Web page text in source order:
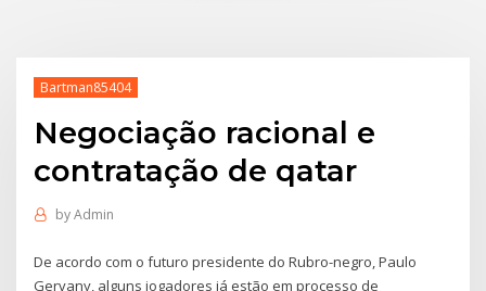
Bartman85404
Negociação racional e
contratação de qatar
byAdmin
De acordo com o futuro presidente do Rubro-negro, Paulo
Gervany, alguns jogadores já estão em processo de